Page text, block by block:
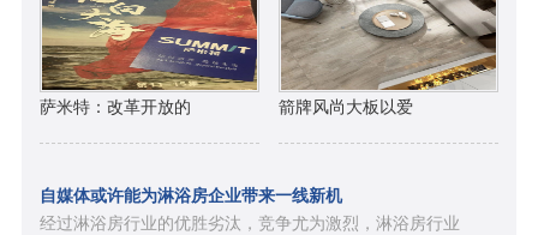
萨米特：改革开放的 箭牌风尚大板以爱
自媒体或许能为淋浴房企业带来一线新机
经过淋浴房行业的优胜劣汰，竞争尤为激烈，淋浴房行业